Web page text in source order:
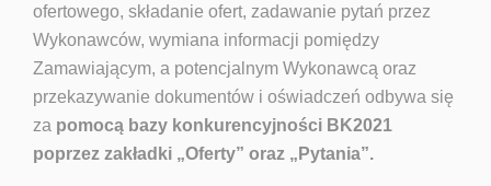
ofertowego, składanie ofert, zadawanie pytań przez
Wykonawców, wymiana informacji pomiędzy
Zamawiającym, a potencjalnym Wykonawcą oraz
przekazywanie dokumentów i oświadczeń odbywa się
za pomocą bazy konkurencyjności BK2021
poprzez zakładki „Oferty” oraz „Pytania”.